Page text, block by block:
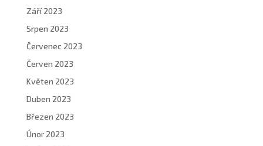
Září 2023
Srpen 2023
Červenec 2023
Červen 2023
Květen 2023
Duben 2023
Březen 2023
Únor 2023